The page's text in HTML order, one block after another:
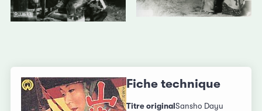
Fiche technique
Titre original Sansho Dayu